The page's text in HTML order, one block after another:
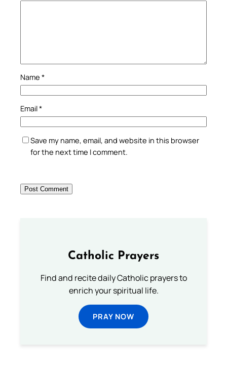
Name *
Email*
Save my name, email, and website in this browser
for the next time I comment.
Catholic Prayers
Find and recite daily Catholic prayers to
enrich your spiritual life.
PRAY NOW